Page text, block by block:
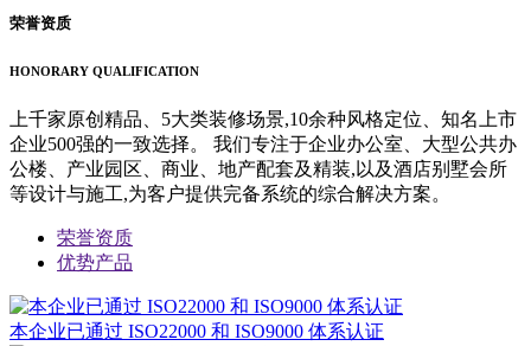
荣誉资质
HONORARY QUALIFICATION
上千家原创精品、5大类装修场景,10余种风格定位、知名上市
企业500强的一致选择。 我们专注于企业办公室、大型公共办
公楼、产业园区、商业、地产配套及精装,以及酒店别墅会所
等设计与施工,为客户提供完备系统的综合解决方案。
荣誉资质
优势产品
本企业已通过 ISO22000 和 ISO9000 体系认证